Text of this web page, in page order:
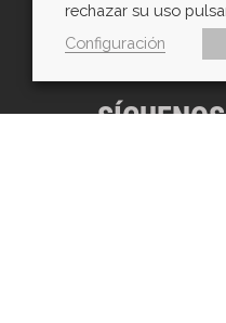
rechazar su uso
Configuración